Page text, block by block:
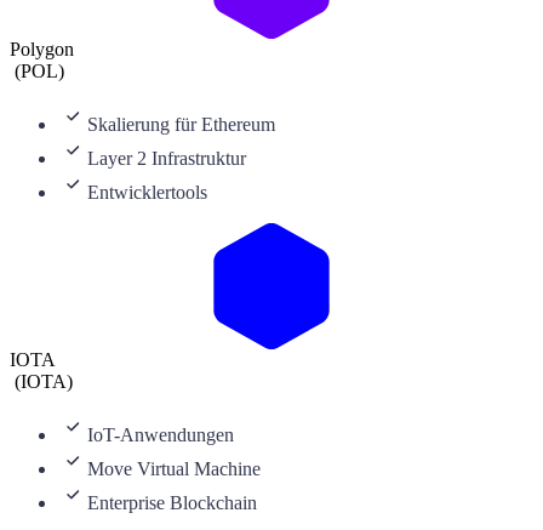
Polygon
(POL)
Skalierung für Ethereum
Layer 2 Infrastruktur
Entwicklertools
IOTA
(IOTA)
IoT-Anwendungen
Move Virtual Machine
Enterprise Blockchain